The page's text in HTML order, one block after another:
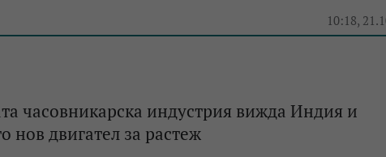
10:18,
часовникарска индустрия вижда Индия и
нов двигател за растеж